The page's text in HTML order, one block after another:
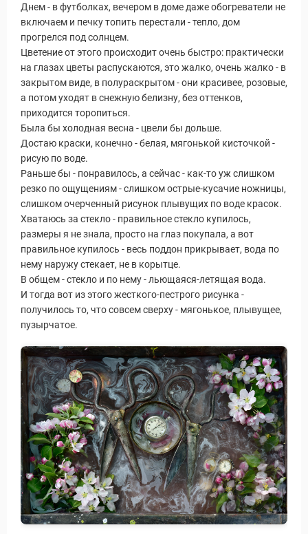
Путеводитель по
Днем - в футболках, вечером в доме даже обогреватели не
включаем и печку топить перестали - тепло, дом
прогрелся под солнцем.
Цветение от этого происходит очень быстро: практически
на глазах цветы распускаются, это жалко, очень жалко - в
закрытом виде, в полураскрытом - они красивее, розовые,
а потом уходят в снежную белизну, без оттенков,
приходится торопиться.
Была бы холодная весна - цвели бы дольше.
Достаю краски, конечно - белая, мягонькой кисточкой -
рисую по воде.
Раньше бы - понравилось, а сейчас - как-то уж слишком
резко по ощущениям - слишком острые-кусачие ножницы,
слишком очерченный рисунок плывущих по воде красок.
Хватаюсь за стекло - правильное стекло купилось,
размеры я не знала, просто на глаз покупала, а вот
правильное купилось - весь поддон прикрывает, вода по
нему наружу стекает, не в корытце.
В общем - стекло и по нему - льющаяся-летящая вода.
И тогда вот из этого жесткого-пестрого рисунка -
получилось то, что совсем сверху - мягонькое, плывущее,
пузырчатое.